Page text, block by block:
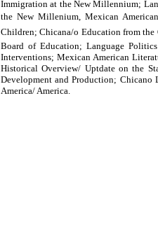
Immigration at the New Millennium;
the New Millenium, Mexican
Children; Chicana/o Education from the
Board of Education; Language
Interventions; Mexican American
Historical Overview/ Uptdate on the
Development and Production;
America/ America.